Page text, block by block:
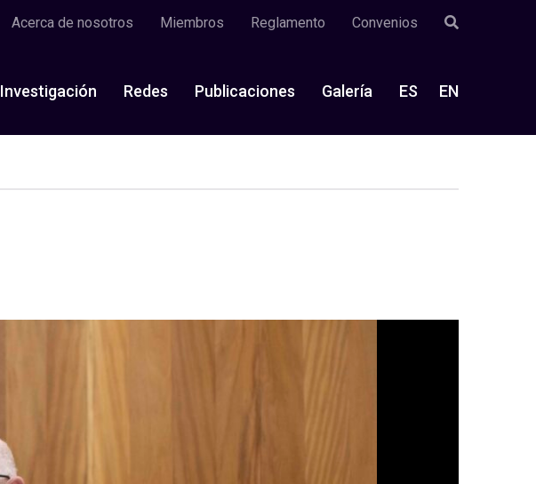
Acerca de nosotros Miembros Reglamento Convenios
Investigación Redes Publicaciones Galería ES EN